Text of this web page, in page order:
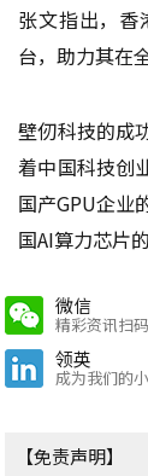
张文指出，香
台，助力其在
壁仞科技的成
着中国科技创
国产GPU企业
国AI算力芯片
微信
精彩资讯扫
领英
成为我们的
【免责声明】